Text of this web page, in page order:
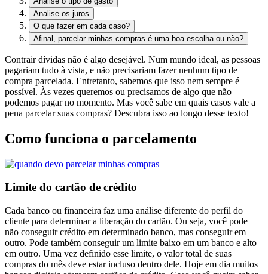
Analise os juros
O que fazer em cada caso?
Afinal, parcelar minhas compras é uma boa escolha ou não?
Contrair dívidas não é algo desejável. Num mundo ideal, as pessoas
pagariam tudo à vista, e não precisariam fazer nenhum tipo de
compra parcelada. Entretanto, sabemos que isso nem sempre é
possível. Às vezes queremos ou precisamos de algo que não
podemos pagar no momento. Mas você sabe em quais casos vale a
pena parcelar suas compras? Descubra isso ao longo desse texto!
Como funciona o parcelamento
Limite do cartão de crédito
Cada banco ou financeira faz uma análise diferente do perfil do
cliente para determinar a liberação do cartão. Ou seja, você pode
não conseguir crédito em determinado banco, mas conseguir em
outro. Pode também conseguir um limite baixo em um banco e alto
em outro. Uma vez definido esse limite, o valor total de suas
compras do mês deve estar incluso dentro dele. Hoje em dia muitos